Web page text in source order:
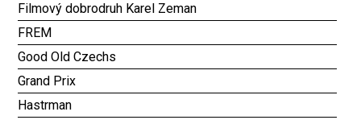
Filmový dobrodruh Karel Zeman
FREM
Good Old Czechs
Grand Prix
Hastrman